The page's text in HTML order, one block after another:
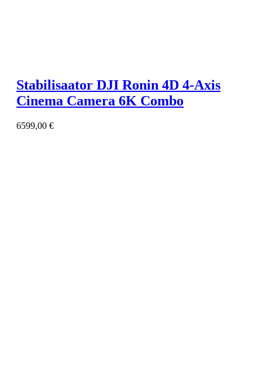
Stabilisaator DJI Ronin 4D 4-Axis
Cinema Camera 6K Combo
6599,00 €